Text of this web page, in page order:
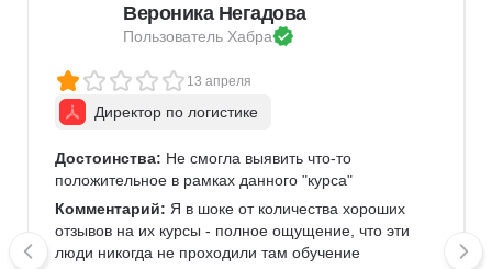
Вероника Негадова
Пользователь Хабра
13 апреля
Директор по логистике
Достоинства: Не смогла выявить что-то
положительное в рамках данного "курса"
Комментарий: Я в шоке от количества хороших
отзывов на их курсы - полное ощущение, что эти
люди никогда не проходили там обучение